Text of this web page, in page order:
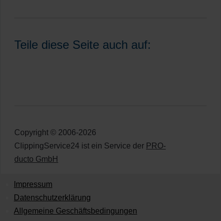
Teile diese Seite auch auf:
Copyright © 2006-2026
ClippingService24 ist ein Service der PRO-
ducto GmbH
Impressum
Datenschutzerklärung
Allgemeine Geschäftsbedingungen